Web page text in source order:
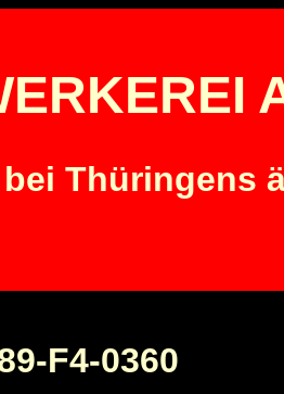
Thüringens
F4-0360